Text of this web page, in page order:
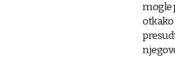
mogle
otkako